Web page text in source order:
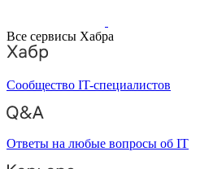
Все сервисы Хабра
Сообщество IT-специалистов
Ответы на любые вопросы об IT